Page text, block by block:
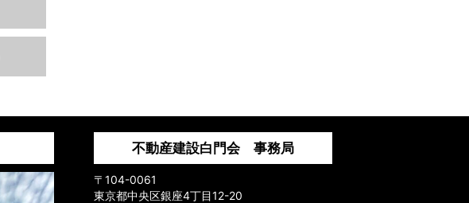
不動産建設白門会 事務局
〒104-0061
東京都中央区銀座4丁目12-20